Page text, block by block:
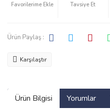
Tavsiye Et
Ürün Paylaş :
Karşılaştır
Ürün Bilgisi Yorumlar